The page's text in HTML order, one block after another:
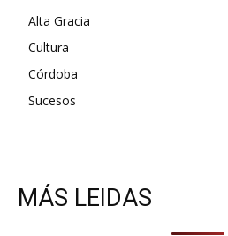
Alta Gracia
Cultura
Córdoba
Sucesos
MÁS LEIDAS